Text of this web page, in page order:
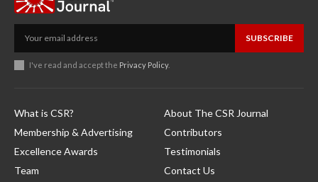
SUBSCRIBE
I've read and accept the Privacy Policy.
What is CSR?
Membership & Advertising
Excellence Awards
Team
About The CSR Journal
Contributors
Testimonials
Contact Us